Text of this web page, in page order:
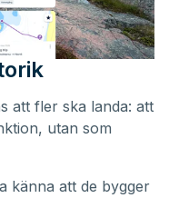
att fler ska landa: att
utan som
känna att de bygger